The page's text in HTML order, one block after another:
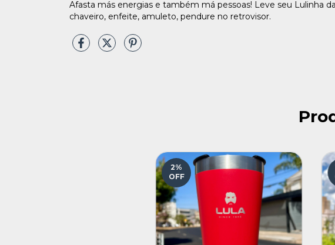
Afasta más energias e também má pessoas! Leve seu Lulinha
chaveiro, enfeite, amuleto, pendure no retrovisor.
2%
OFF